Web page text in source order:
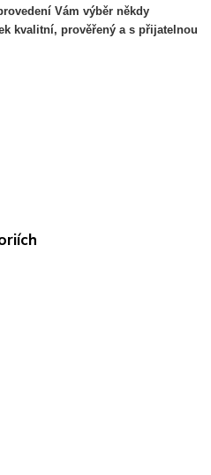
Vám výběr někdy
kvalitní, prověřený a s přijatelnou